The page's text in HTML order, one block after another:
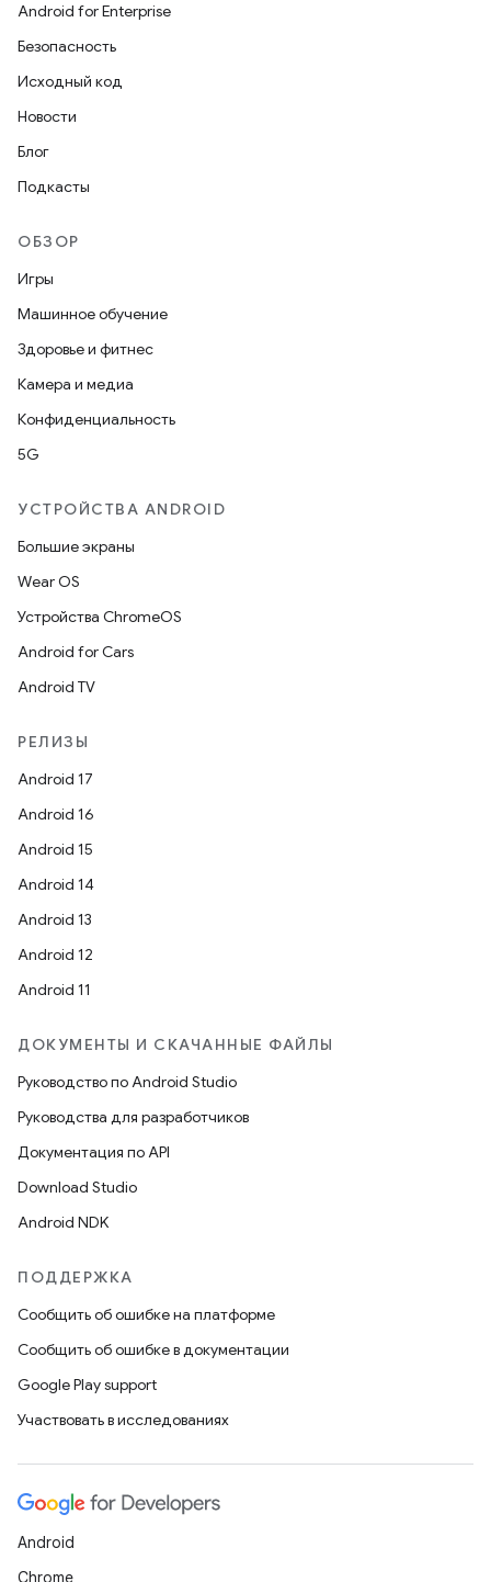
Android for Enterprise
Безопасность
Исходный код
Новости
Блог
Подкасты
ОБЗОР
Игры
Машинное обучение
Здоровье и фитнес
Камера и медиа
Конфиденциальность
5G
УСТРОЙСТВА ANDROID
Большие экраны
Wear OS
Устройства ChromeOS
Android for Cars
Android TV
РЕЛИЗЫ
Android 17
Android 16
Android 15
Android 14
Android 13
Android 12
Android 11
ДОКУМЕНТЫ И СКАЧАННЫЕ ФАЙЛЫ
Руководство по Android Studio
Руководства для разработчиков
Документация по API
Download Studio
Android NDK
ПОДДЕРЖКА
Сообщить об ошибке на платформе
Сообщить об ошибке в документации
Google Play support
Участвовать в исследованиях
Android
Chrome